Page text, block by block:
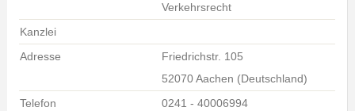
Verkehrsrecht
Kanzlei
Adresse
Friedrichstr. 105
52070 Aachen (Deutschland)
Telefon
0241 - 40006994